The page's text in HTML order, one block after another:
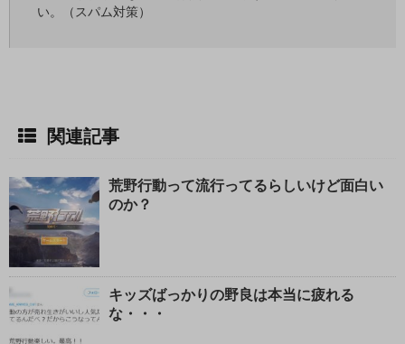
い。（スパム対策）
関連記事
荒野行動って流行ってるらしいけど面白い
のか？
キッズばっかりの野良は本当に疲れる
な・・・